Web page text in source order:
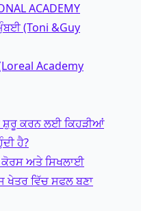
ACADEMY
(Toni &Guy
Academy
ਕਰਨ ਲਈ ਕਿਹੜੀਆਂ
ਹੈ?
ਕੋਰਸ ਅਤੇ ਸਿਖਲਾਈ
ਵਿੱਚ ਸਫਲ ਬਣਾ